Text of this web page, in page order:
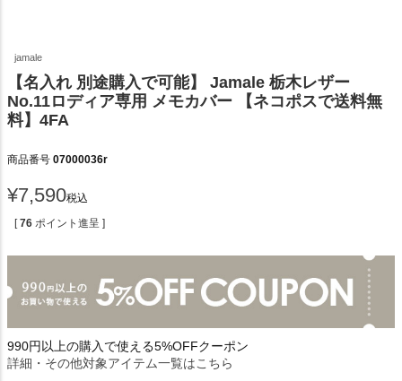
jamale
【名入れ 別途購入で可能】 Jamale 栃木レザー
No.11ロディア専用 メモカバー 【ネコポスで送料無
料】4FA
商品番号 07000036r
¥7,590税込
[ 76 ポイント進呈 ]
990円以上の購入で使える5%OFFクーポン
詳細・その他対象アイテム一覧はこちら